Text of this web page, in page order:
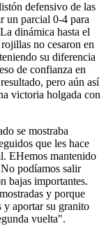
defensivo de las
un parcial 0-4 para
dinámica hasta el
no cesaron en
su diferencia
de confianza en
pero aún así
victoria holgada con
se mostraba
que les hace
EHemos mantenido
podíamos salir
bajas importantes.
y porque
y aportar su granito
vuelta".